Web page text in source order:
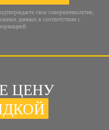
свое совершеннолетие,
данных в соответствии с
.
ЦЕНУ